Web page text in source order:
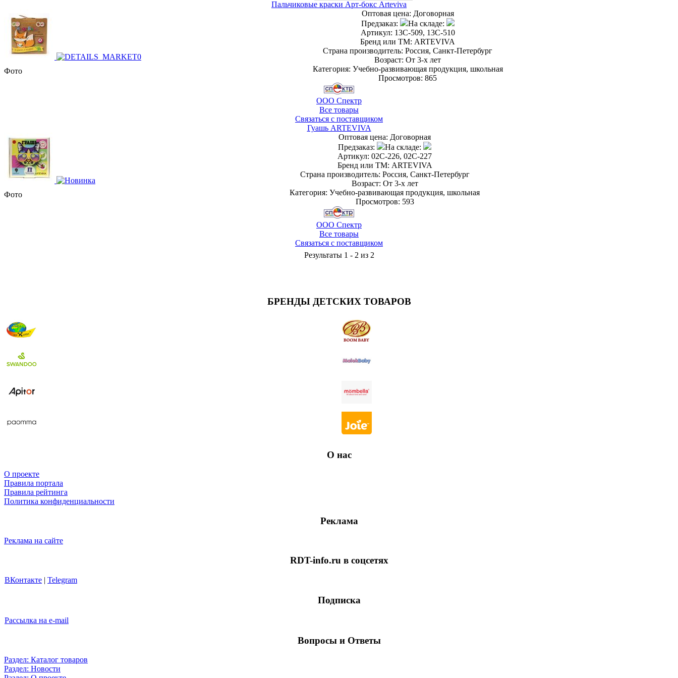
Пальчиковые краски Арт-бокс Arteviva
Фото
Оптовая цена: Договорная
Предзаказ:
На складе:
Артикул: 13С-509, 13С-510
Бренд или ТМ: ARTEVIVA
Страна производитель: Россия, Санкт-Петербург
Возраст: От 3-х лет
Категория: Учебно-развивающая продукция, школьная
Просмотров: 865
ООО Спектр
Все товары
Связаться с поставщиком
Гуашь ARTEVIVA
Фото
Оптовая цена: Договорная
Предзаказ:
На складе:
Артикул: 02С-226, 02С-227
Бренд или ТМ: ARTEVIVA
Страна производитель: Россия, Санкт-Петербург
Возраст: От 3-х лет
Категория: Учебно-развивающая продукция, школьная
Просмотров: 593
ООО Спектр
Все товары
Связаться с поставщиком
Результаты 1 - 2 из 2
БРЕНДЫ ДЕТСКИХ ТОВАРОВ
О нас
О проекте
Правила портала
Правила рейтинга
Политика конфиденциальности
Реклама
Реклама на сайте
RDT-info.ru в соцсетях
ВКонтакте | Telegram
Подписка
Рассылка на e-mail
Вопросы и Ответы
Раздел: Каталог товаров
Раздел: Новости